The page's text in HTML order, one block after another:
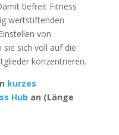
befreit Fitness
wertstiftenden
von
sie sich voll auf die
konzentrieren.
kurzes
Hub an (Länge